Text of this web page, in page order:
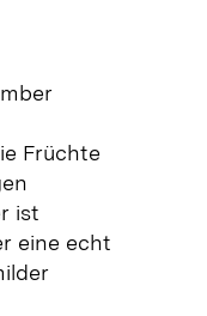
Früchte
ist
eine echt